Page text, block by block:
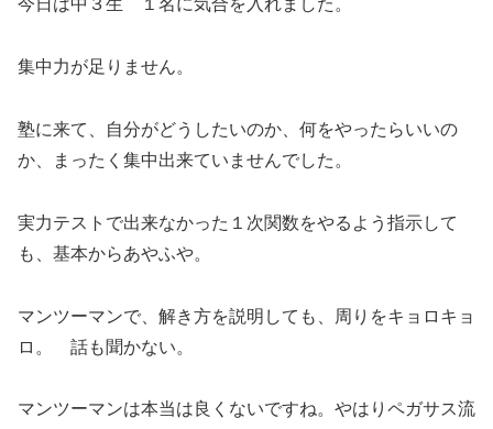
今日は中３生 １名に気合を入れました。
集中力が足りません。
塾に来て、自分がどうしたいのか、何をやったらいいの
か、まったく集中出来ていませんでした。
実力テストで出来なかった１次関数をやるよう指示して
も、基本からあやふや。
マンツーマンで、解き方を説明しても、周りをキョロキョ
ロ。 話も聞かない。
マンツーマンは本当は良くないですね。やはりペガサス流